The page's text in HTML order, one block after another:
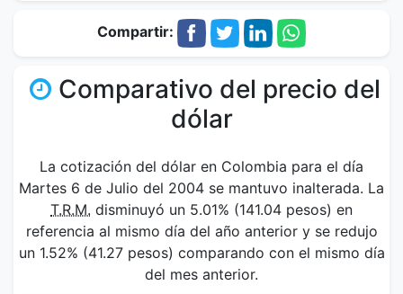
Compartir:
Comparativo del precio del
dólar
La cotización del dólar en Colombia para el día
Martes 6 de Julio del 2004 se mantuvo inalterada. La
T.R.M. disminuyó un 5.01% (141.04 pesos) en
referencia al mismo día del año anterior y se redujo
un 1.52% (41.27 pesos) comparando con el mismo día
del mes anterior.